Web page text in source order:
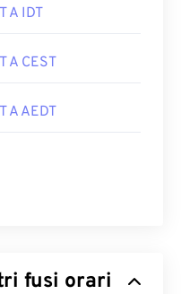
A IDT
A CEST
A AEDT
fusi orari